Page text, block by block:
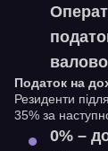
Податок на
Резиденти
35% за
0% –